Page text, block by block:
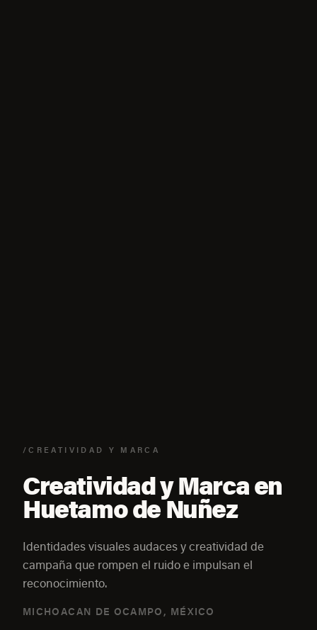
/CREATIVIDAD Y MARCA
Creatividad y Marca en
Huetamo de Nuñez
Identidades visuales audaces y creatividad de
campaña que rompen el ruido e impulsan el
reconocimiento.
MICHOACAN DE OCAMPO, MÉXICO